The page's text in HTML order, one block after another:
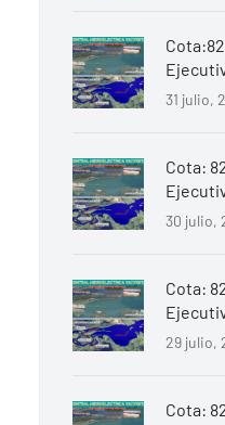
31 julio,
Cota:
30 julio,
Cota:
29 julio,
Cota: